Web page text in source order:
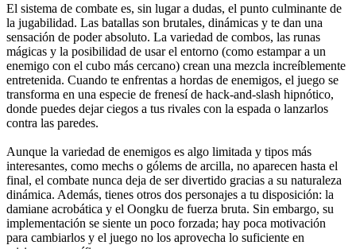
El sistema de combate es, sin lugar a dudas, el punto culminante de
la jugabilidad. Las batallas son brutales, dinámicas y te dan una
sensación de poder absoluto. La variedad de combos, las runas
mágicas y la posibilidad de usar el entorno (como estampar a un
enemigo con el cubo más cercano) crean una mezcla increíblemente
entretenida. Cuando te enfrentas a hordas de enemigos, el juego se
transforma en una especie de frenesí de hack-and-slash hipnótico,
donde puedes dejar ciegos a tus rivales con la espada o lanzarlos
contra las paredes.
Aunque la variedad de enemigos es algo limitada y tipos más
interesantes, como mechs o gólems de arcilla, no aparecen hasta el
final, el combate nunca deja de ser divertido gracias a su naturaleza
dinámica. Además, tienes otros dos personajes a tu disposición: la
damiane acrobática y el Oongku de fuerza bruta. Sin embargo, su
implementación se siente un poco forzada; hay poca motivación
para cambiarlos y el juego no los aprovecha lo suficiente en